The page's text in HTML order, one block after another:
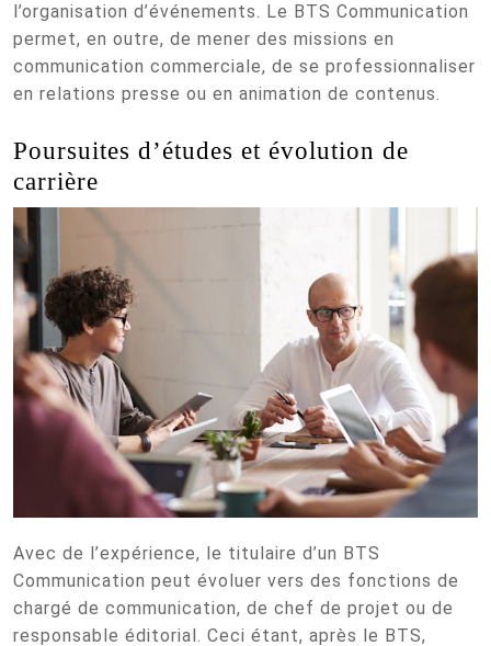
l’organisation d’événements. Le BTS Communication
permet, en outre, de mener des missions en
communication commerciale, de se professionnaliser
en relations presse ou en animation de contenus.
Poursuites d’études et évolution de
carrière
Avec de l’expérience, le titulaire d’un BTS
Communication peut évoluer vers des fonctions de
chargé de communication, de chef de projet ou de
responsable éditorial. Ceci étant, après le BTS,